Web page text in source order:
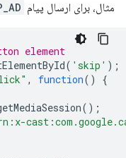
مثال، برای ارسال پیام
element
( 'skip' );
, function()
{
();